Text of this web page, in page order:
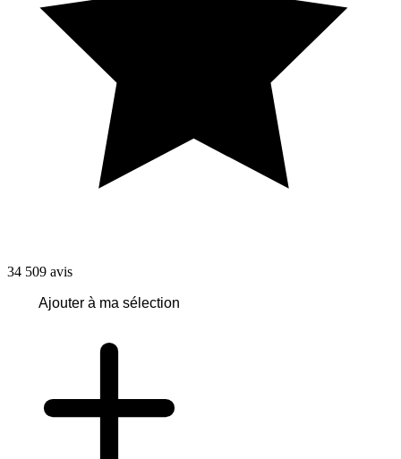
34 509 avis
Ajouter à ma sélection